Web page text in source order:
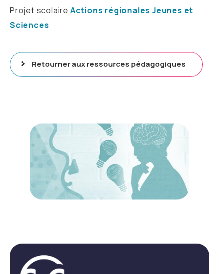
Projet scolaire Actions régionales Jeunes et
Sciences
Retourner aux ressources pédagogiques